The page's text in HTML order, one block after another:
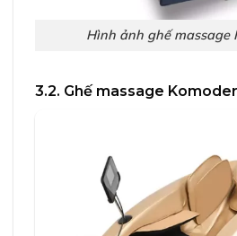
Hình ảnh ghế massage
3.2. Ghế massage